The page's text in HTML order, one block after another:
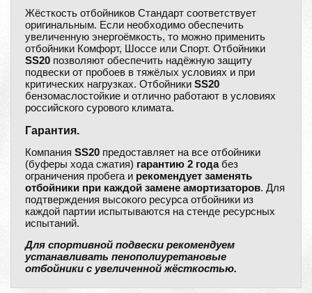
Жёсткость отбойников Стандарт соответствует
оригинальным. Если необходимо обеспечить
увеличенную энергоёмкость, то можно применить
отбойники Комфорт, Шоссе или Спорт. Отбойники
SS20 позволяют обеспечить надёжную защиту
подвески от пробоев в тяжёлых условиях и при
критических нагрузках. Отбойники SS20
бензомаслостойкие и отлично работают в условиях
российского сурового климата.
Гарантия.
Компания SS20 предоставляет на все отбойники
(буферы хода сжатия) гарантию 2 годабез
ограничения пробега и рекомендует заменять
отбойники при каждой замене амортизаторов. Для
подтверждения высокого ресурса отбойники из
каждой партии испытываются на стенде ресурсных
испытаний.
Для спортивной подвески рекомендуем
устанавливать пенополиуретановые
отбойники с увеличенной жёсткостью.